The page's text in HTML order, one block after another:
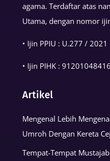
agama. Terdaftar atas
Utama, dengan nomor
• Ijin PPIU : U.277 / 2021
• Ijin PIHK :
Artikel
Mengenal Lebih
Umroh Dengan Kereta
Tempat-Tempat